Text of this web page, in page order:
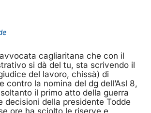
cagliaritana che con il
si dà del tu, sta scrivendo il
del lavoro, chissà) di
contro la nomina del dg dell’Asl 8,
soltanto il primo atto della guerra
decisioni della presidente Todde